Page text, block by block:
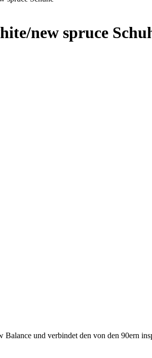
new spruce
und verbindet den von den 90ern